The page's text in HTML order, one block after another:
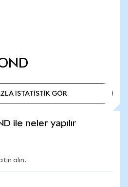
İSTATİSTİK GÖR
ile neler yapılır
alın.